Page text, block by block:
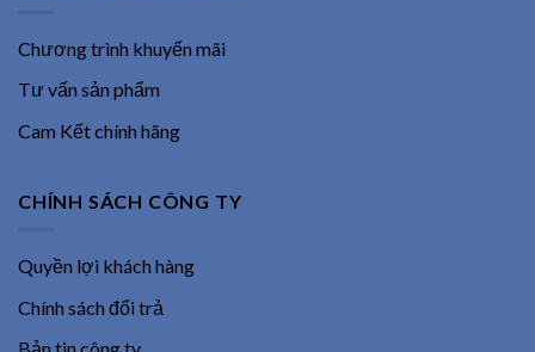
Chương trình khuyến mãi
Tư vấn sản phẩm
Cam Kết chính hãng
CHÍNH SÁCH CÔNG TY
Quyền lợi khách hàng
Chính sách đổi trả